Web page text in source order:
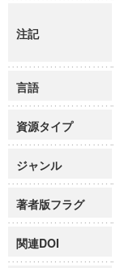
注記
言語
資源タイプ
ジャンル
著者版フラグ
関連DOI